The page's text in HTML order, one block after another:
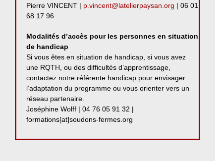
Pierre VINCENT | p.vincent@latelierpaysan.org | 06 01
68 17 96
Modalités d’accès pour les personnes en situation
de handicap
Si vous êtes en situation de handicap, si vous avez
une RQTH, ou des difficultés d’apprentissage,
contactez notre référente handicap pour envisager
l’adaptation du programme ou vous orienter vers un
réseau partenaire.
Joséphine Wolff | 04 76 05 91 32 |
formations[at]soudons-fermes.org